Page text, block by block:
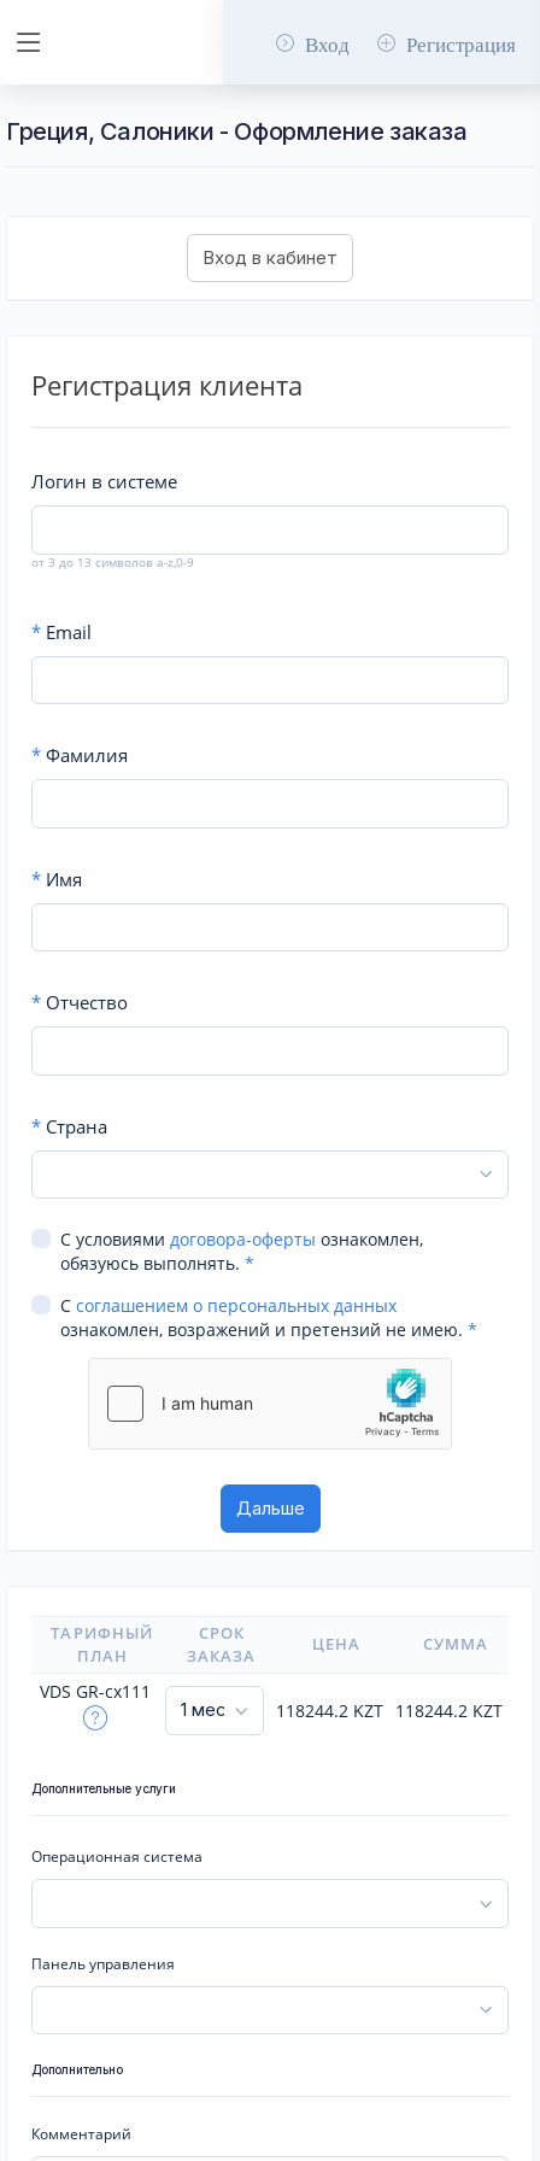
Вход Регистрация
Греция, Салоники - Оформление заказа
Регистрация клиента
Логин в системе
от 3 до 13 символов a-z,0-9
* Email
* Фамилия
* Имя
* Отчество
* Страна
С условиями договора-оферты ознакомлен,
обязуюсь выполнять. *
С соглашением о персональных данных
ознакомлен, возражений и претензий не имею. *
ТАРИФНЫЙ
ПЛАН
СРОК
ЗАКАЗА
ЦЕНА СУММА
VDS GR-cx111
118244.2 KZT 118244.2 KZT
Дополнительные услуги
Операционная система
Панель управления
Дополнительно
Комментарий